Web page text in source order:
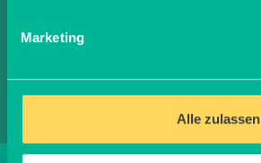
Marketing
Alle zulassen